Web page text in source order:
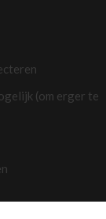
(om erger te